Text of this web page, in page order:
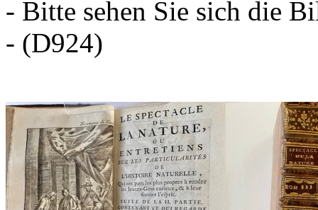
- Bitte sehen Sie sich die
- (D924)